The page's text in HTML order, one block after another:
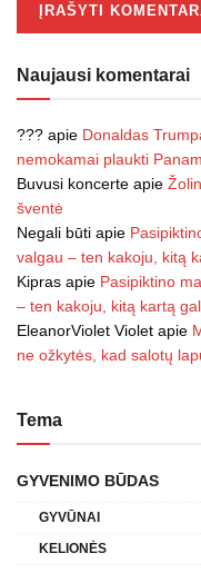
Naujausi komentarai
??? apie Donaldas
nemokamai plaukti
Buvusi koncerte apie
šventė
Negali būti apie
valgau – ten kakoju, kitą
Kipras apie Pasipiktino
– ten kakoju, kitą kartą
EleanorViolet Violet apie
ne ožkytės, kad salotų
Tema
GYVENIMO BŪDAS
GYVŪNAI
KELIONĖS